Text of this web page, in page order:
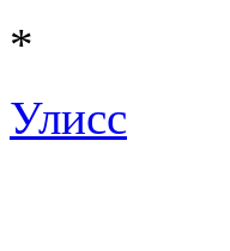
*
Улисс